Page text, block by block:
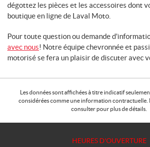
dégottez les pièces et les accessoires dont
boutique en ligne de Laval Moto.
Pour toute question ou demande
avec nous! Notre équipe chevronnée et
motorisé se fera un plaisir de discuter avec
Les données sont affichées à titre indicatif
considérées comme une information contractuelle.
consulter pour plus de détails.
HEURES D'OUVERTURE